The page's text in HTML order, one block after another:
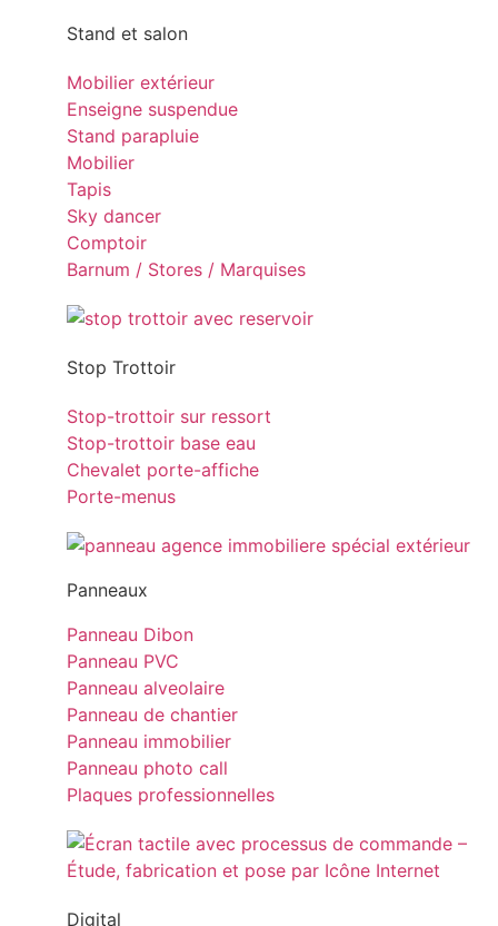
Stand et salon
Mobilier extérieur
Enseigne suspendue
Stand parapluie
Mobilier
Tapis
Sky dancer
Comptoir
Barnum / Stores / Marquises
Stop Trottoir
Stop-trottoir sur ressort
Stop-trottoir base eau
Chevalet porte-affiche
Porte-menus
Panneaux
Panneau Dibon
Panneau PVC
Panneau alveolaire
Panneau de chantier
Panneau immobilier
Panneau photo call
Plaques professionnelles
Digital